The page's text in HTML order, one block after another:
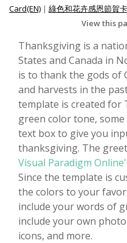
Card(EN) | 綠色和花卉感恩節賀
View this
Thanksgiving is a
States and Canada in
is to thank the gods
and harvests in the
template is created for
green color tone,
text box to give you
thanksgiving. The
Visual Paradigm
Since the template is
the colors to your
include your words of
include your own
icons, and more.